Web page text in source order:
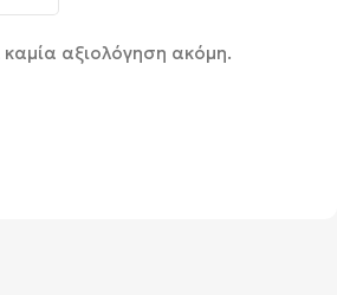
αξιολόγηση ακόμη.